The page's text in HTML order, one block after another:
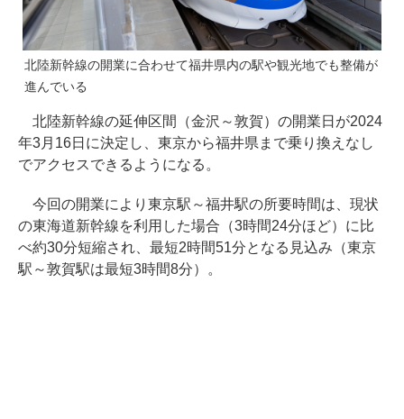
北陸新幹線の開業に合わせて福井県内の駅や観光地でも整備が
進んでいる
北陸新幹線の延伸区間（金沢～敦賀）の開業日が2024
年3月16日に決定し、東京から福井県まで乗り換えなし
でアクセスできるようになる。
今回の開業により東京駅～福井駅の所要時間は、現状
の東海道新幹線を利用した場合（3時間24分ほど）に比
べ約30分短縮され、最短2時間51分となる見込み（東京
駅～敦賀駅は最短3時間8分）。